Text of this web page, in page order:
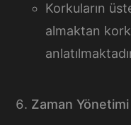
Korkuların
almaktan
Zaman